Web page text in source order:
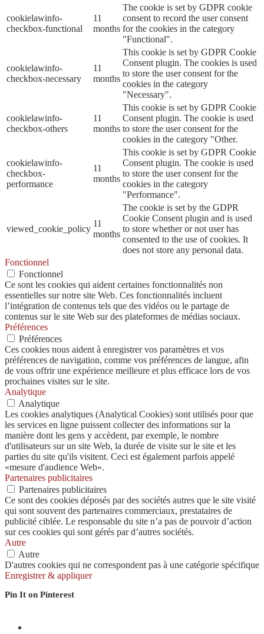
cookielawinfo-
checkbox-functional
11
months
The cookie is set by GDPR cookie
consent to record the user consent
for the cookies in the category
"Functional".
cookielawinfo-
checkbox-necessary
11
months
This cookie is set by GDPR Cookie
Consent plugin. The cookies is used
to store the user consent for the
cookies in the category
"Necessary".
cookielawinfo-
checkbox-others
11
months
This cookie is set by GDPR Cookie
Consent plugin. The cookie is used
to store the user consent for the
cookies in the category "Other.
cookielawinfo-
checkbox-
performance
11
months
This cookie is set by GDPR Cookie
Consent plugin. The cookie is used
to store the user consent for the
cookies in the category
"Performance".
viewed_cookie_policy
11
months
The cookie is set by the GDPR
Cookie Consent plugin and is used
to store whether or not user has
consented to the use of cookies. It
does not store any personal data.
Fonctionnel
Fonctionnel
Ce sont les cookies qui aident certaines fonctionnalités non
essentielles sur notre site Web. Ces fonctionnalités incluent
l’intégration de contenus tels que des vidéos ou le partage de
contenus sur le site Web sur des plateformes de médias sociaux.
Préférences
Préférences
Ces cookies nous aident à enregistrer vos paramètres et vos
préférences de navigation, comme vos préférences de langue, afin
de vous offrir une expérience meilleure et plus efficace lors de vos
prochaines visites sur le site.
Analytique
Analytique
Les cookies analytiques (Analytical Cookies) sont utilisés pour que
les services en ligne puissent collecter des informations sur la
manière dont les gens y accèdent, par exemple, le nombre
d'utilisateurs sur un site Web, la durée de visite sur le site et les
parties du site qu'ils visitent. Ceci est également parfois appelé
«mesure d'audience Web».
Partenaires publicitaires
Partenaires publicitaires
Ce sont des cookies déposés par des sociétés autres que le site visité
qui sont souvent des partenaires commerciaux, prestataires de
publicité ciblée. Le responsable du site n’a pas de pouvoir d’action
sur ces cookies qui sont gérés par d’autres sociétés.
Autre
Autre
D'autres cookies qui ne correspondent pas à une catégorie spécifique
Enregistrer & appliquer
Pin It on Pinterest